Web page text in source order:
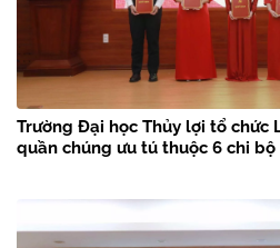
Trường Đại học Thủy lợi tổ chức
quần chúng ưu tú thuộc 6 chi bộ